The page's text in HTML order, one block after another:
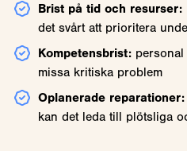
Brist på tid och resurser:
det svårt att prioritera
Kompetensbrist:
missa kritiska problem
Oplanerade reparationer:
kan det leda till plötsliga